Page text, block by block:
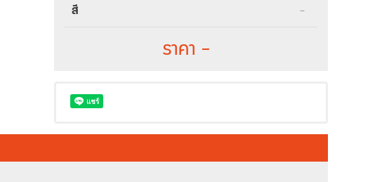
สี
-
ราคา -